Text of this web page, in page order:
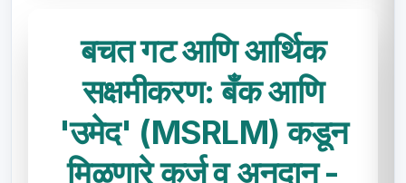
बचत गट आणि आर्थिक
सक्षमीकरण: बँक आणि
'उमेद' (MSRLM) कडून
मिळणारे कर्ज व अनुदान -